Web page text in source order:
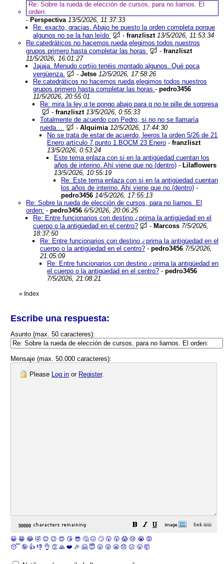
Re: Sobre la rueda de elección de cursos, para no liarnos. El
orden:
- Perspectiva 13/5/2026, 11:37:33
Re: exacto, gracias. Abajo he puesto la orden completa porque
algunos no se la han leído
- franzliszt 13/5/2026, 11:53:34
Re:catedráticos no hacemos rueda,elegimos todos nuestros
grupos primero hasta completar las horas
- franzliszt
11/5/2026, 16:01:27
Jajaja. Menudo cortijo tenéis montado algunos. Qué poca
vergüenza.
- Jetse 12/5/2026, 17:58:26
Re:catedráticos no hacemos rueda,elegimos todos nuestros
grupos primero hasta completar las horas - pedro3456
11/5/2026, 20:55:01
Re: mira la ley q te pongo abajo para q no te pille de sorpresa
- franzliszt 13/5/2026, 0:55:33
Totalmente de acuerdo con Pedro, si no no se llamaría
rueda…
- Alquimia 12/5/2026, 17:44:30
No se trata de estar de acuerdo, leeros la orden 5/26 de 21
Enero,artículo 7,punto 1.BOCM 23 Enero - franzliszt
13/5/2026, 0:53:24
Este tema enlaza con si en la antigüedad cuentan los
años de interino. Ahí viene que no (dentro) - Lilaflowers
13/5/2026, 10:55:19
Re: Este tema enlaza con si en la antigüedad cuentan
los años de interino. Ahí viene que no (dentro) -
pedro3456 14/5/2026, 17:55:13
Re: Sobre la rueda de elección de cursos, para no liarnos. El
orden: - pedro3456 6/5/2026, 20:06:25
Re: Entre funcionarios con destino ¿prima la antigüedad en el
cuerpo o la antigüedad en el centro?
- Marcoss 7/5/2026,
18:37:50
Re: Entre funcionarios con destino ¿prima la antigüedad en el
cuerpo o la antigüedad en el centro? - pedro3456 7/5/2026,
21:05:09
Re: Entre funcionarios con destino ¿prima la antigüedad en
el cuerpo o la antigüedad en el centro? - pedro3456
7/5/2026, 21:08:21
« Index
Escribe una respuesta:
Asunto (max. 50 caracteres):
Mensaje (max. 50.000 caracteres):
Please Log in or Register.
😀 😁 😂 🤣 😊 😉 😍 😘 😎 🤔 😐 🙄 😮 😲 😱 😢 😭 😡
😴 🤪 👍 👎 👌 👏 🙏 ❤️ 🎉 🤗 😇 😛 😜 😬 😞 😕 😤 🤯